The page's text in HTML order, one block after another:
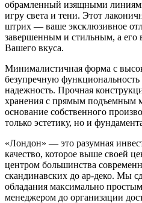
обрамленный изящными
игру света и тени. Этот
штрих — ваше эксклюзивное
завершенным и стильным, а его
Вашего вкуса.
Минималистичная форма с
безупречную
надежность. Прочная
хранения с прямым подъемным
основание собственного
только эстетику, но и
«Лондон» — это разумная
качество, которое выше своей
центром большинства
скандинавских до ар-деко. Мы
обладания максимально
менеджером до организации